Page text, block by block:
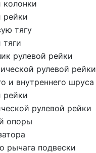
колонки
рейки
тягу
тяги
рулевой рейки
рулевой рейки
и внутреннего шруса
рейки
рулевой рейки
опоры
рычага подвески